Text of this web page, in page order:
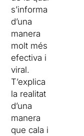
s’informa
d’una
manera
molt més
efectiva i
viral.
T’explica
la realitat
d’una
manera
que cala i